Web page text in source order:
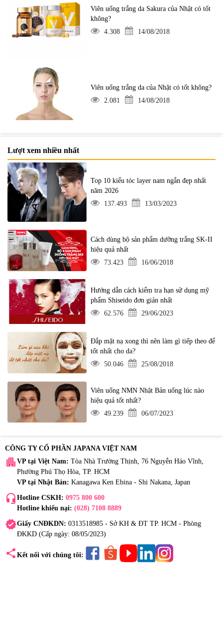
Viên uống trắng da Sakura của Nhật có tốt
không?
4.308
14/08/2018
Viên uống trắng da của Nhật có tốt không?
2.081
14/08/2018
Lượt xem nhiều nhất
Top 10 kiểu tóc layer nam ngắn đẹp nhất
năm 2026
137.493
13/03/2023
Cách dùng bộ sản phẩm dưỡng trắng SK-II
hiệu quả nhất
73.423
16/06/2018
Hướng dẫn cách kiểm tra hạn sử dụng mỹ
phẩm Shiseido đơn giản nhất
62.576
29/06/2023
Đắp mặt nạ xong thì nên làm gì tiếp theo để
tốt nhất cho da?
50.046
25/08/2018
Viên uống NMN Nhật Bản uống lúc nào
hiệu quả tốt nhất?
49.239
06/07/2023
CÔNG TY CỔ PHẦN JAPANA VIỆT NAM
apartment VP tại Việt Nam: Tòa Nhà Trường Thịnh, 76 Nguyễn Háo Vĩnh,
Phường Phú Thọ Hòa, TP. HCM
VP tại Nhật Bản: Kanagawa Ken Ebina - Shi Nakana, Japan
headset_mic Hotline CSKH: 0975 800 600
Hotline khiếu nại: (028) 7108 8889
verifiedGiấy CNĐKDN: 0313518985 - Sở KH & ĐT TP. HCM - Phòng
ĐKKD (Cấp ngày: 08/05/2023)
share Kết nối với chúng tôi: